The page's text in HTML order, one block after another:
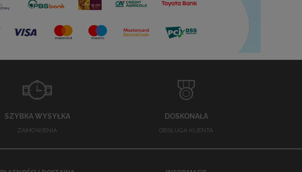
SZYBKA WYSYŁKA
ZAMÓWIENIA
DOSKONAŁA
OBSŁUGA KLIENTA